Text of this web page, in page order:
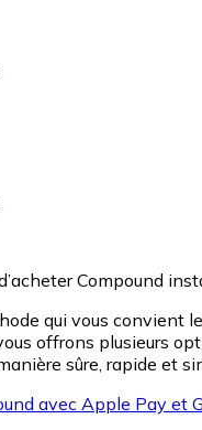
Compound
qui vous convient
offrons plusieurs
sûre, rapide et
avec Apple Pay et